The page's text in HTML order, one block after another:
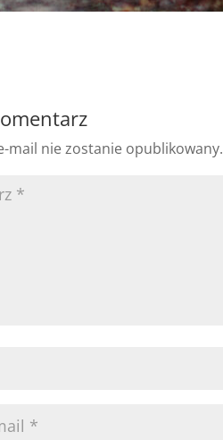
mail nie zostanie opublikowany.